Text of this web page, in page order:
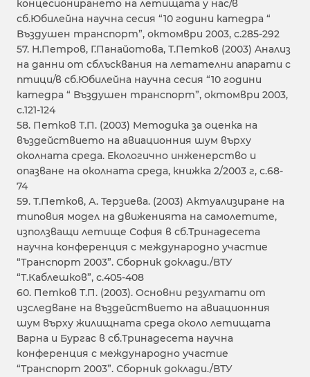
концесионирането на летищата у нас/в
сб.Юбилейна научна сесия “10 години катедра “
Въздушен транспорт”, октомври 2003, с.285-292
57. Н.Петров, Г.Панайотова, Т.Петков (2003) Aнализ
на данни от сблъсквания на летателни апарати с
птици/в сб.Юбилейна научна сесия “10 години
катедра “ Въздушен транспорт”, октомври 2003,
с.121-124
58. Петков Т.П. (2003) Методика за оценка на
въздействието на авиационния шум върху
околната среда. Екологично инженерство и
опазване на околната среда, книжка 2/2003 г, с.68-
74
59. Т.Петков, А. Терзиева. (2003) Актуализиране на
типовия модел на движенията на самолетите,
използващи летище София в сб.Тринадесета
научна конференция с международно участие
“Транспорт 2003”. Сборник доклади./ВТУ
“Т.Каблешков”, с.405-408
60. Петков Т.П. (2003). Основни резултати от
изследване на въздействието на авиационния
шум върху жилищната среда около летищата
Варна и Бургас в сб.Тринадесета научна
конференция с международно участие
“Транспорт 2003”. Сборник доклади./ВТУ